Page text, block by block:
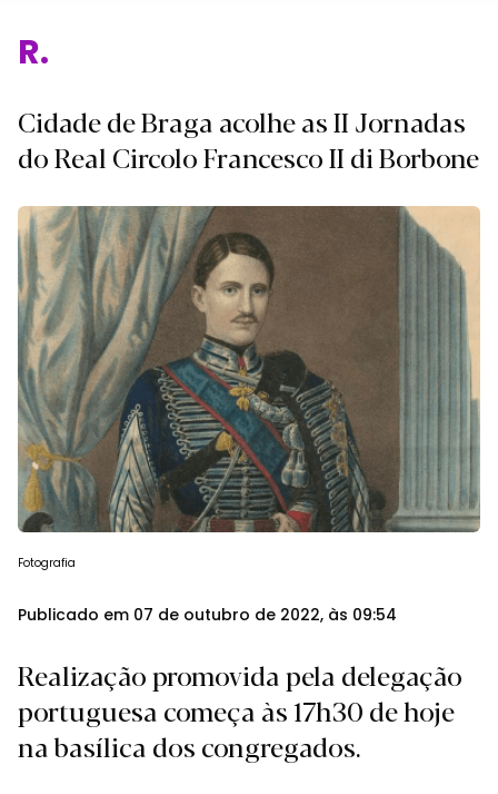
Reli
Cidade de Braga acolhe as II Jornadas
do Real Circolo Francesco II di Borbone
Fotografia
Publicado em 07 de outubro de 2022, às 09:54
Realização promovida pela delegação
portuguesa começa às 17h30 de hoje
na basílica dos congregados.